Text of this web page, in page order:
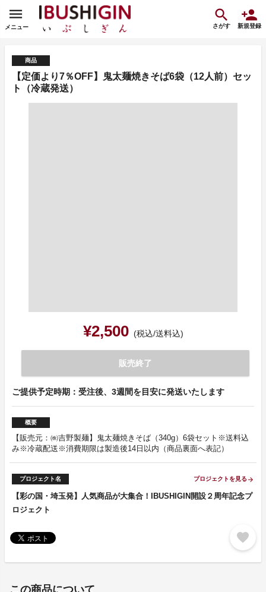
メニュー さがす 新規登録
商品
【定価より7％OFF】鬼太麺焼きそば6袋（12人前）セッ
ト（冷蔵発送）
¥2,500 (税込/送料込)
販売終了
ご提供予定時期：受注後、3週間を目安に発送いたします
概要
【販売元：㈱吉野製麺】鬼太麺焼きそば（340g）6袋セット※送料込
み※冷蔵配送※消費期限は製造後14日以内（商品裏面へ表記）
プロジェクト名 プロジェクトを見る arrow_forward
【彩の国・埼玉発】人気商品が大集合！IBUSHIGIN開設２周年記念プ
ロジェクト
favorite